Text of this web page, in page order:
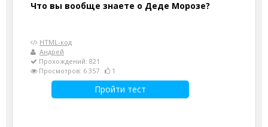
Что вы вообще знаете о Деде Морозе?
HTML-код
Андрей
Прохождений: 821
Просмотров: 6 357
1
Пройти тест